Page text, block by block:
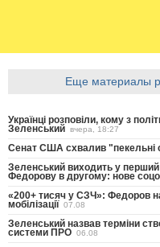
Еще материалы
Українці розповіли, кому з
Зеленський вчера, 18:27
Сенат США схвалив "пекельні
Зеленський виходить у
Федорову в другому: нове
«200+ тисяч у СЗЧ»: Федоров
мобілізації 07.08
Зеленський назвав терміни
системи ПРО 06.08